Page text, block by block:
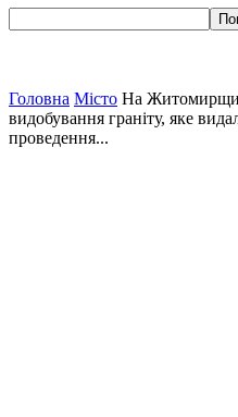
Головна Місто На
видобування граніту, яке
проведення...